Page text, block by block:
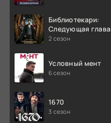
Библиотекари:
Следующая глава
2 сезон
Условный мент
6 сезон
1670
3 сезон